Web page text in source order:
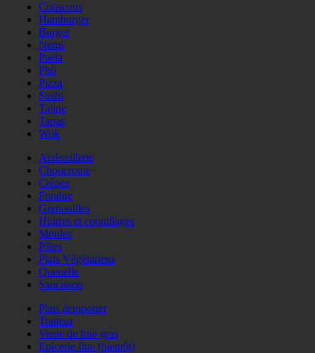
Couscous
Hamburger
Burger
Nems
Paëla
Phö
Pizza
Sushi
Tajine
Tapas
Wok
Andouillette
Choucroute
Crêpes
Fondue
Grenouilles
Huitres et coquillages
Moules
Pâtes
Plats Végétariens
Quenelle
Saucisson
Plats àemporter
Traiteur
Vente de foie gras
Epicerie fine (bientôt)